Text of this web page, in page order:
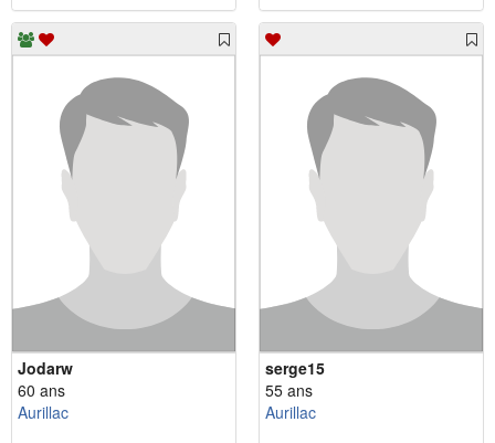
Jodarw
60 ans
Aurillac
serge15
55 ans
Aurillac